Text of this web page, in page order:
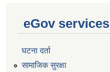
eGov services
घटना दर्ता
सामाजिक सुरक्षा